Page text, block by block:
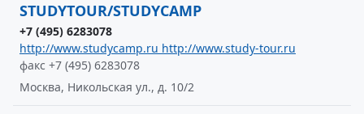
STUDYTOUR/STUDYCAMP
+7 (495) 6283078
http://www.studycamp.ru http://www.study-tour.ru
факс +7 (495) 6283078
Москва, Никольская ул., д. 10/2